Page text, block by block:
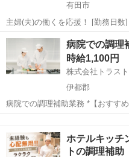
有田市
主婦(夫)の働くを応援！ [勤務日数]： 週5日~ 06:00~20:00 [勤務地・最
寄駅]： 和歌山県有田郡有田川町
部 [職種名]：調理師 [求
和歌山 有田市 キッチン
病院での調理
時給1,100円
株式会社トラス
伊都郡
病院での調理補助業務 *【おすすめポイント】* ①高収入！ ②無資格・
未経験の方活躍中！ ③シフト固定調整可！ 通勤：車、
可 制服：制服貸与有 食数：約100～
資格可...
ホテルキッチ
トの調理補助